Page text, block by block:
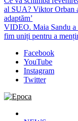
al SUA? Viktor Orban
adaptăm’
VIDEO. Maia Sandu a
fim uniți pentru a
Facebook
YouTube
Instagram
Twitter
Epoca
Cele mai noi știri